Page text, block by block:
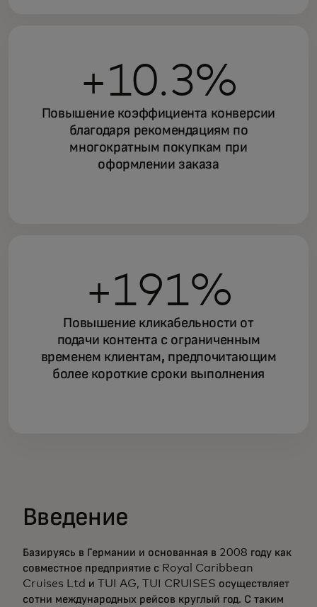
+10.3%
Повышение коэффициента конверсии
благодаря рекомендациям по
многократным покупкам при
оформлении заказа
+191%
Повышение кликабельности от
подачи контента с ограниченным
временем клиентам, предпочитающим
более короткие сроки выполнения
Введение
Базируясь в Германии и основанная в 2008 году как
совместное предприятие с Royal Caribbean
Cruises Ltd и TUI AG, TUI CRUISES осуществляет
сотни международных рейсов круглый год. С таким